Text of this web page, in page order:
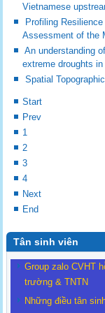
Vietnamese
Profiling
Assessment of the
An understanding
extreme droughts
Spatial
Start
Prev
1
2
3
4
Next
End
Tân sinh viên
Group zalo CVHT
trường & TNTN
Những điều tân